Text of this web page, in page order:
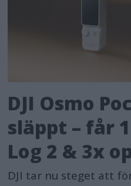
DJI Osmo
släppt – får
Log 2 & 3x
DJI tar nu steget att